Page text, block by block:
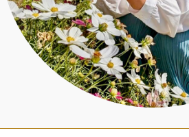
通販ランキング
デジタルカタログ
エクラプレミアム通販
インフォメーション
プレゼント